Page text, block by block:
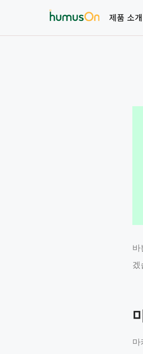
제품 소개
바
겠
마